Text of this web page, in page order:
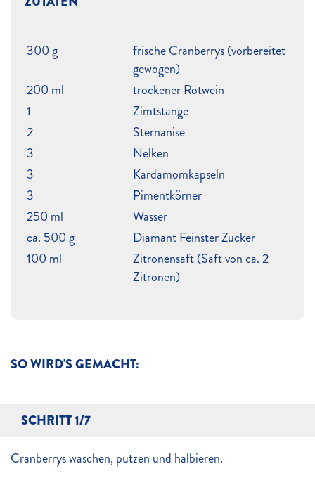
SO WIRD'S GEMACHT:
SCHRITT 1/7
Cranberrys waschen, putzen und halbieren.
300 g
frische Cranberrys (vorbereitet
gewogen)
200 ml
trockener Rotwein
1
Zimtstange
2
Sternanise
3
Nelken
3
Kardamomkapseln
3
Pimentkörner
250 ml
Wasser
ca. 500 g
Diamant Feinster Zucker
100 ml
Zitronensaft (Saft von ca. 2
Zitronen)